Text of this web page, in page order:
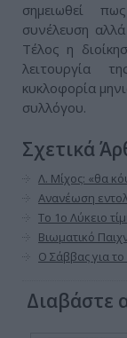
σημειωθεί
συνέλευση
Τέλος η
λειτουργία
κυκλοφορία
συλλόγου.
Σχετικά
Λ. Μίχος: «θα
Ανανέωση
Το 1ο Λύκειο
Βιωματικό
Ο Σάββας για
Διαβάστε